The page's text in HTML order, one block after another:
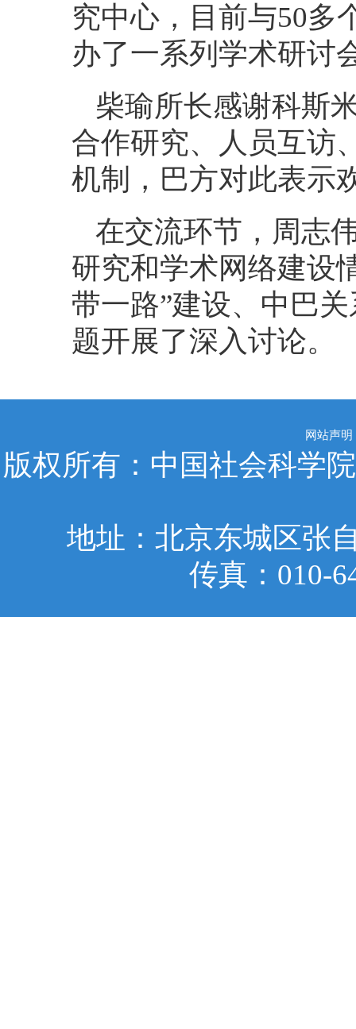
究中心，目前与50多
办了一系列学术研讨
柴瑜所长感谢科斯
合作研究、人员互访
机制，巴方对此表示
在交流环节，周志
研究和学术网络建设
带一路”建设、中巴
题开展了深入讨论。
网站声明
版权所有：中国社会科学
地址：北京东城区张
传真：010-